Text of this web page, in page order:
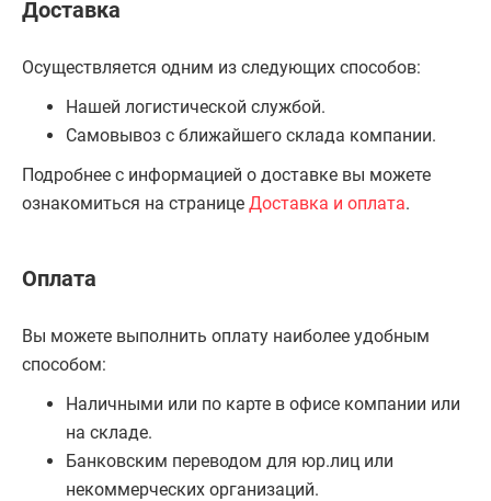
Доставка
Осуществляется одним из следующих способов:
Нашей логистической службой.
Самовывоз с ближайшего склада компании.
Подробнее с информацией о доставке вы можете
ознакомиться на странице Доставка и оплата.
Оплата
Вы можете выполнить оплату наиболее удобным
способом:
Наличными или по карте в офисе компании или
на складе.
Банковским переводом для юр.лиц или
некоммерческих организаций.